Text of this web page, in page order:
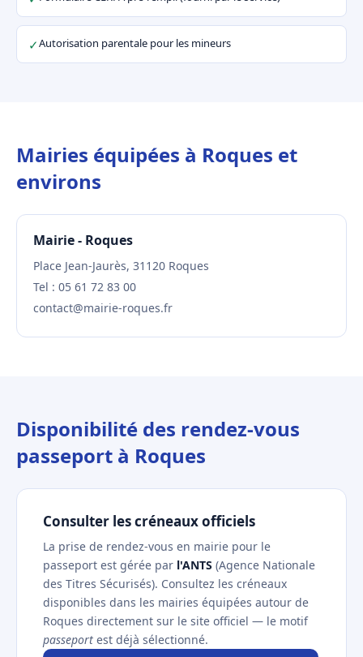
✓Autorisation parentale pour les mineurs
Mairies équipées à Roques et
environs
Mairie - Roques
Place Jean-Jaurès, 31120 Roques
Tel : 05 61 72 83 00
contact@mairie-roques.fr
Disponibilité des rendez-vous
passeport à Roques
Consulter les créneaux officiels
La prise de rendez-vous en mairie pour le
passeport est gérée par l'ANTS (Agence Nationale
des Titres Sécurisés). Consultez les créneaux
disponibles dans les mairies équipées autour de
Roques directement sur le site officiel — le motif
passeport est déjà sélectionné.